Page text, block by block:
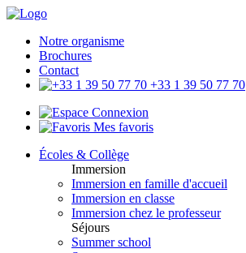
Notre organisme
Brochures
Contact
+33 1 39 50 77 70
Connexion
Mes favoris
Écoles & Collège
Immersion
Immersion en famille d'accueil
Immersion en classe
Immersion chez le professeur
Séjours
Summer school